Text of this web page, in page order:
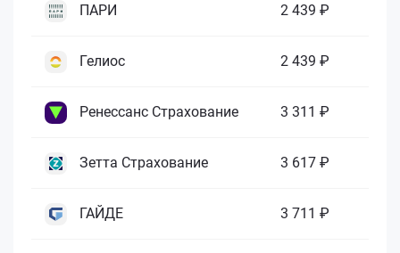
ПАРИ 2 439 ₽
Гелиос 2 439 ₽
Ренессанс Страхование 3 311 ₽
Зетта Страхование 3 617 ₽
ГАЙДЕ 3 711 ₽